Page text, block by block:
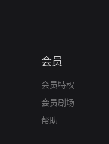
会员
会员特权
会员剧场
帮助